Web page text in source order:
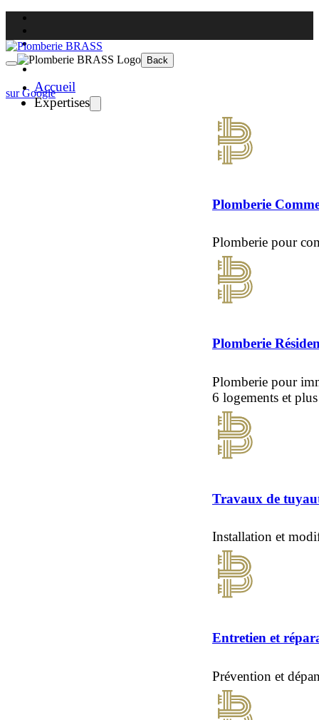
sur Google
Back
Accueil
Expertises
Plomberie
Plomberie pour
Plomberie
Plomberie pour
6 logements et plus
Travaux de
Installation et
Entretien et
Prévention et